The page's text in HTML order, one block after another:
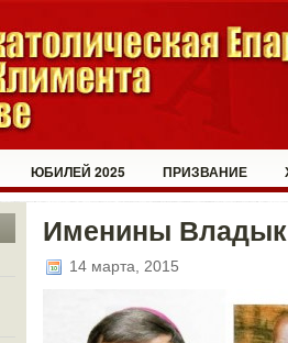
ЮБИЛЕЙ 2025 ПРИЗВАНИЕ
Именины
14 марта, 2015